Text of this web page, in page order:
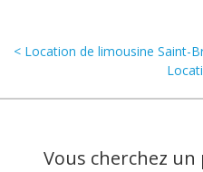
< Location de limousine Saint-
Vous cherchez